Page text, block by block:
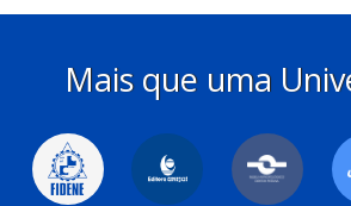
Mais que uma